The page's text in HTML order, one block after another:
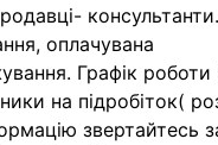
оплачувана
Графік
на підробіток(
звертайтесь